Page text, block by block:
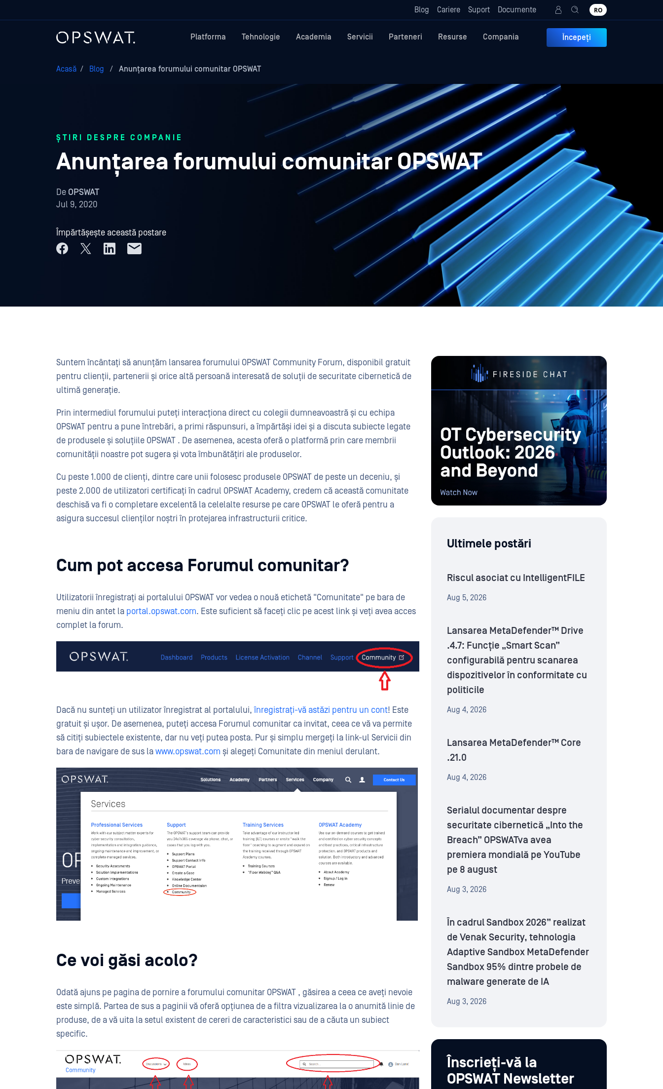
Blog Cariere Suport Documente RO
Platforma Tehnologie Academia Servicii Parteneri Resurse Compania Începeți
Acasă / Blog / Anunțarea forumului comunitar OPSWAT
ȘTIRI DESPRE COMPANIE
Anunțarea forumului comunitar OPSWAT
De OPSWAT
Jul 9, 2020
Împărtășește această postare
Suntem încântați să anunțăm lansarea forumului OPSWAT Community Forum, disponibil gratuit
pentru clienții, partenerii și orice altă persoană interesată de soluții de securitate cibernetică de
ultimă generație.
Prin intermediul forumului puteți interacționa direct cu colegii dumneavoastră și cu echipa
OPSWAT pentru a pune întrebări, a primi răspunsuri, a împărtăși idei și a discuta subiecte legate
de produsele și soluțiile OPSWAT . De asemenea, acesta oferă o platformă prin care membrii
comunității noastre pot sugera și vota îmbunătățiri ale produselor.
Cu peste 1.000 de clienți, dintre care unii folosesc produsele OPSWAT de peste un deceniu, și
peste 2.000 de utilizatori certificați în cadrul OPSWAT Academy, credem că această comunitate
deschisă va fi o completare excelentă la celelalte resurse pe care OPSWAT le oferă pentru a
asigura succesul clienților noștri în protejarea infrastructurii critice.
Cum pot accesa Forumul comunitar?
Utilizatorii înregistrați ai portalului OPSWAT vor vedea o nouă etichetă "Comunitate" pe bara de
meniu din antet la portal.opswat.com. Este suficient să faceți clic pe acest link și veți avea acces
complet la forum.
Dacă nu sunteți un utilizator înregistrat al portalului,înregistrați-vă astăzi pentru un cont! Este
gratuit și ușor. De asemenea, puteți accesa Forumul comunitar ca invitat, ceea ce vă va permite
să citiți subiectele existente, dar nu veți putea posta. Pur și simplu mergeți la link-ul Servicii din
bara de navigare de sus lawww.opswat.com și alegeți Comunitate din meniul derulant.
Ce voi găsi acolo?
Odată ajuns pe pagina de pornire a forumului comunitar OPSWAT , găsirea a ceea ce aveți nevoie
este simplă. Partea de sus a paginii vă oferă opțiunea de a filtra vizualizarea la o anumită linie de
produse, de a vă uita la setul existent de cereri de caracteristici sau de a căuta un subiect
specific.
Ultimele postări
Riscul asociat cu IntelligentFILE
Aug 5, 2026
Lansarea MetaDefender™ Drive
.4.7: Funcție „Smart Scan”
configurabilă pentru scanarea
dispozitivelor în conformitate cu
politicile
Aug 4, 2026
Lansarea MetaDefender™ Core
.21.0
Aug 4, 2026
Serialul documentar despre
securitate cibernetică „Into the
Breach” OPSWATva avea
premiera mondială pe YouTube
pe 8 august
Aug 3, 2026
În cadrul Sandbox 2026” realizat
de Venak Security, tehnologia
Adaptive Sandbox MetaDefender
Sandbox 95% dintre probele de
malware generate de IA
Aug 3, 2026
Înscrieți-vă la
OPSWAT Newsletter